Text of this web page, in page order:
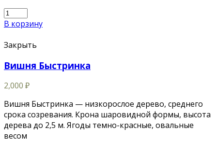
В корзину
Закрыть
Вишня Быстринка
2,000 ₽
Вишня Быстринка — низкорослое дерево, среднего
срока созревания. Крона шаровидной формы, высота
дерева до 2,5 м. Ягоды темно-красные, овальные
весом